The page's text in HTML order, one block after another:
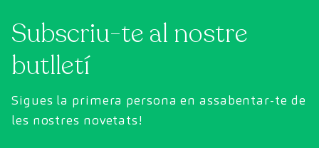
l'estat dels òrgans vitals, el sistema vascular i el
cervell abans que apareguin els primers
símptomes.
Subscriu-te al nostre
butlletí
Sigues la primera persona en assabentar-te de
les nostres novetats!